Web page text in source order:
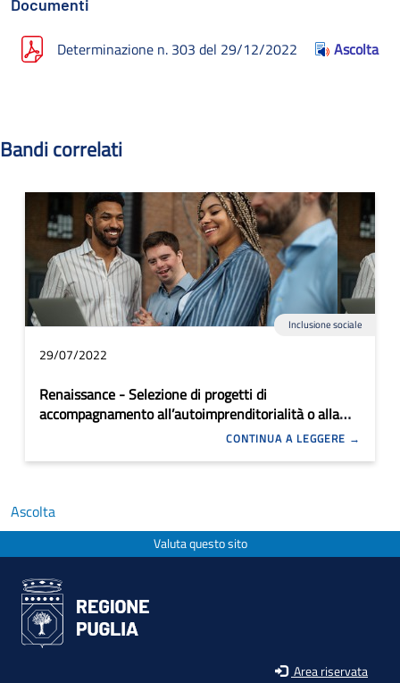
Documenti
Determinazione n. 303 del 29/12/2022 Ascolta
Bandi correlati
Inclusione sociale
29/07/2022
Renaissance - Selezione di progetti di
accompagnamento all’autoimprenditorialità o alla
creazione di nuove imprese per persone a rischio di
CONTINUA A LEGGERE
Ascolta
Valuta questo sito
Area riservata